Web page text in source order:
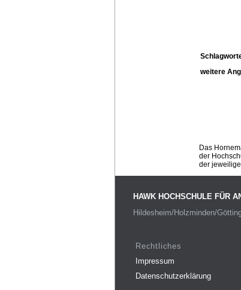
weitere
Das
der
der
HAWK HOCHSCHULE FÜR
Hildesheim/Holzminden/
Rechtliches
Impressum
Datenschutzerklärung